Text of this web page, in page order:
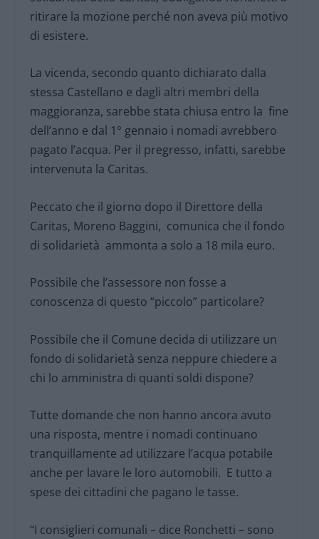
ritirare la mozione perché non aveva più motivo
di esistere.
La vicenda, secondo quanto dichiarato dalla
stessa Castellano e dagli altri membri della
maggioranza, sarebbe stata chiusa entro la fine
dell’anno e dal 1° gennaio i nomadi avrebbero
pagato l’acqua. Per il pregresso, infatti, sarebbe
intervenuta la Caritas.
Peccato che il giorno dopo il Direttore della
Caritas, Moreno Baggini, comunica che il fondo
di solidarietà ammonta a solo a 18 mila euro.
Possibile che l’assessore non fosse a
conoscenza di questo “piccolo” particolare?
Possibile che il Comune decida di utilizzare un
fondo di solidarietà senza neppure chiedere a
chi lo amministra di quanti soldi dispone?
Tutte domande che non hanno ancora avuto
una risposta, mentre i nomadi continuano
tranquillamente ad utilizzare l’acqua potabile
anche per lavare le loro automobili. E tutto a
spese dei cittadini che pagano le tasse.
“I consiglieri comunali – dice Ronchetti – sono